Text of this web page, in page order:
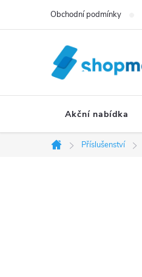
Obchodní podmínky
Akční nabídka
Domů
Příslušenství